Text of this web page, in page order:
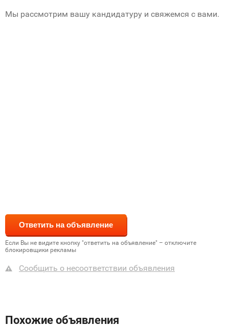
Мы рассмотрим вашу кандидатуру и свяжемся с вами.
Если Вы не видите кнопку "ответить на объявление" – отключите
блокировщики рекламы
Сообщить о несоответствии объявления
Похожие объявления